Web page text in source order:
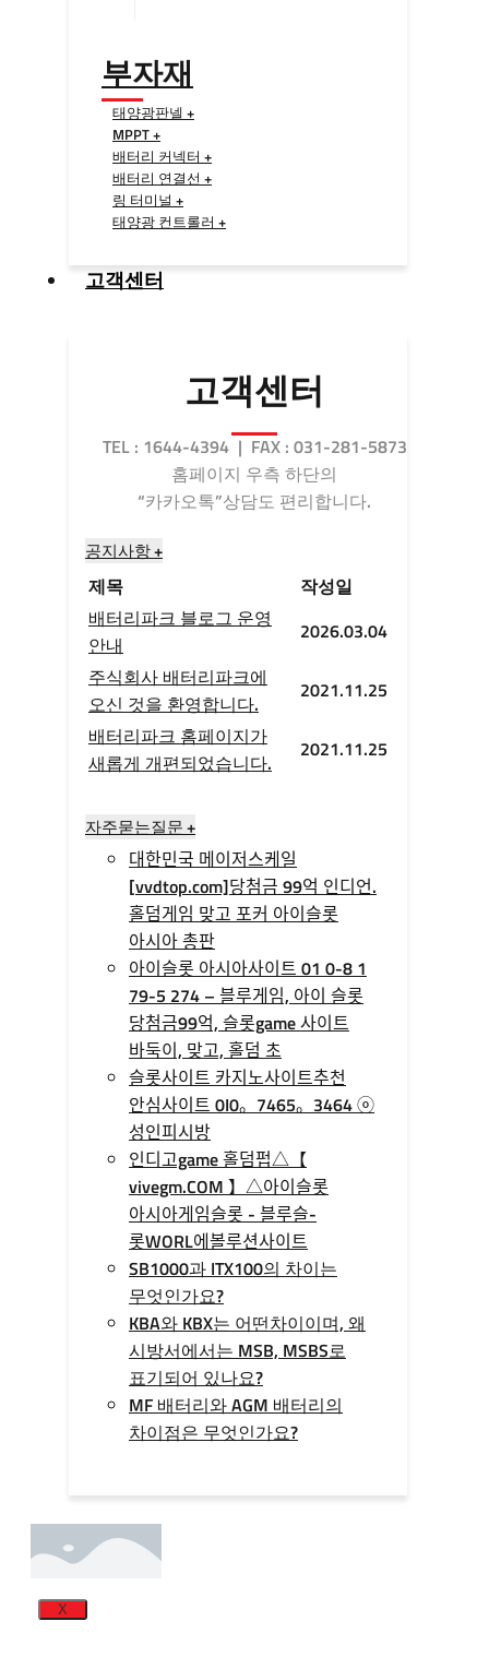
부자재
태양광판넬 +
MPPT +
배터리 커넥터 +
배터리 연결선 +
링 터미널 +
태양광 컨트롤러 +
고객센터
고객센터
TEL : 1644-4394 | FAX : 031-281-5873
홈페이지 우측 하단의
“카카오톡”상담도 편리합니다.
공지사항 +
제목
작성일
배터리파크 블로그 운영
안내
2026.03.04
주식회사 배터리파크에
오신 것을 환영합니다.
2021.11.25
배터리파크 홈페이지가
새롭게 개편되었습니다.
2021.11.25
자주묻는질문 +
대한민국 메이저스케일
[vvdtop.com]당첨금 99억 인디언.
홀덤게임 맞고 포커 아이슬롯
아시아 총판
아이슬롯 아시아사이트 01 0-8 1
79-5 274 – 블루게임, 아이 슬롯
당첨금99억, 슬롯game 사이트
바둑이, 맞고, 홀덤 초
슬롯사이트 카지노사이트추천
안심사이트 0I0。7465。3464 ⓞ
성인피시방
인디­고game 홀­덤펍△【
vivegm.COM 】△아이슬롯
아시아게임슬­롯 - 블루슬­
롯WORL에볼루션사이트
SB1000과 ITX100의 차이는
무엇인가요?
KBA와 KBX는 어떤차이이며, 왜
시방서에서는 MSB, MSBS로
표기되어 있나요?
MF 배터리와 AGM 배터리의
차이점은 무엇인가요?
X